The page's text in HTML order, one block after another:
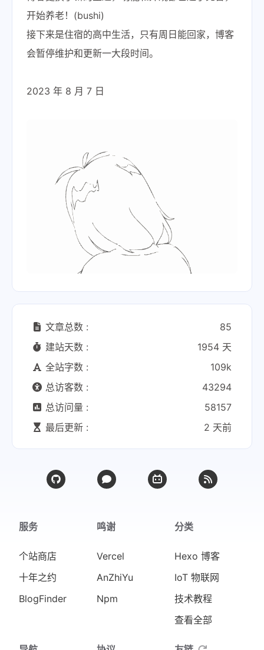
开始养老！(bushi)
接下来是住宿的高中生活，只有周日能回家，博客
会暂停维护和更新一大段时间。
2023 年 8 月 7 日
文章总数 :
85
建站天数 :
1954 天
全站字数 :
109k
总访客数 :
43294
总访问量 :
58157
最后更新 :
2 天前
服务
个站商店
十年之约
BlogFinder
鸣谢
Vercel
AnZhiYu
Npm
分类
Hexo 博客
IoT 物联网
技术教程
查看全部